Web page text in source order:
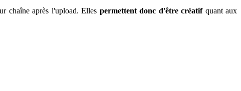
chaîne après l'upload. Elles permettent donc d'être créatifquant aux